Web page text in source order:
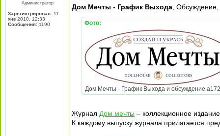
Администратор
Зарегистрирован: 11
янв 2010, 12:33
Сообщения: 1190
Дом Мечты - График Выхода ,
Фото:
Дом Мечты - График Выхода и обсуждение
Журнал Дом мечты – коллекционное
К каждому выпуску журнала прилагается